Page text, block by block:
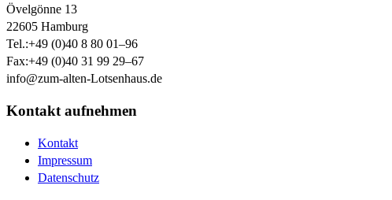
Övelgönne 13
22605 Hamburg
Tel.:+49 (0)40 8 80 01–96
Fax:+49 (0)40 31 99 29–67
info@zum-alten-Lotsenhaus.de
Kontakt aufnehmen
Kontakt
Impressum
Datenschutz